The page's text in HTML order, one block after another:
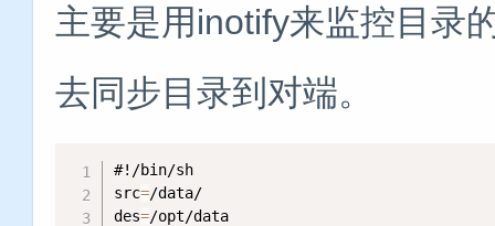
主要是用inotify来监控目录
去同步目录到对端。
#!/bin/sh
src=/data/
des=/opt/data